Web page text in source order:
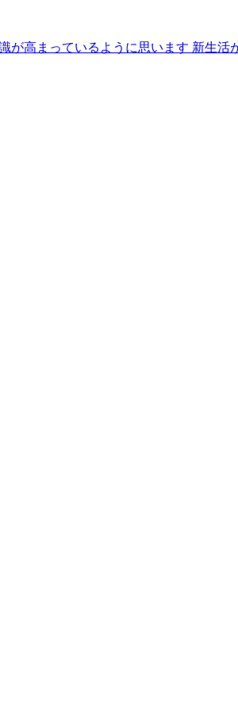
が高まっているように思います 新生